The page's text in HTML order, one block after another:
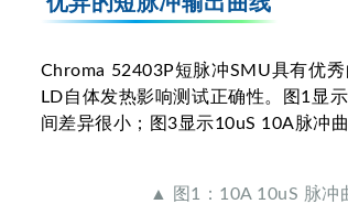
Chroma 52403P短脉冲SMU具有优
LD自体发热影响测试正确性。图1显
间差异很小；图3显示10uS 10A脉冲
▲ 图1：10A 10uS 脉冲